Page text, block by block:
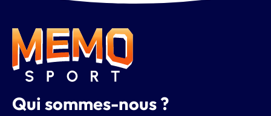
Qui sommes-nous ?